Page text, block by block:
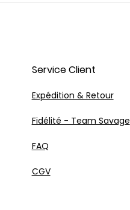
Service Client
Expédition & Retour
Fidélité - Team Savage
FAQ
CGV